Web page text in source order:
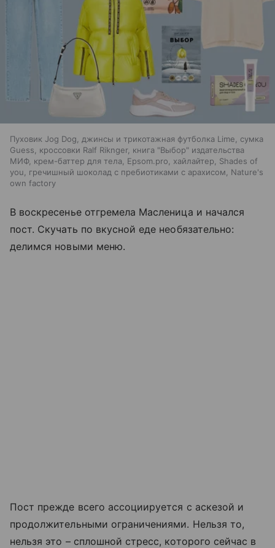
Пуховик Jog Dog, джинсы и трикотажная футболка Lime, сумка
Guess, кроссовки Ralf Riknger, книга "Выбор" издательства
МИФ, крем-баттер для тела, Epsom.pro, хайлайтер, Shades of
you, гречишный шоколад с пребиотиками с арахисом, Nature's
own factory
В воскресенье отгремела Масленица и начался
пост. Скучать по вкусной еде необязательно:
делимся новыми меню.
Пост прежде всего ассоциируется с аскезой и
продолжительными ограничениями. Нельзя то,
нельзя это – сплошной стресс, которого сейчас в